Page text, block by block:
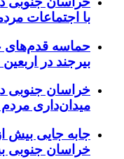
با اجتماعات
حماسه قدم‌های
بیرجند در
میدان‌داری
خراسان جنوبی